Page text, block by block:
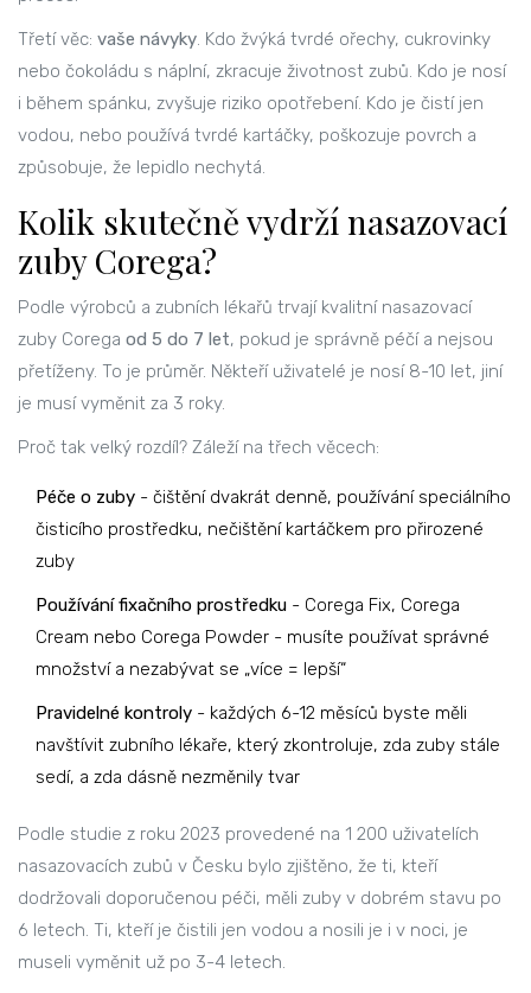
Třetí věc: vaše návyky. Kdo žvýká tvrdé ořechy, cukrovinky
nebo čokoládu s náplní, zkracuje životnost zubů. Kdo je nosí
i během spánku, zvyšuje riziko opotřebení. Kdo je čistí jen
vodou, nebo používá tvrdé kartáčky, poškozuje povrch a
způsobuje, že lepidlo nechytá.
Kolik skutečně vydrží nasazovací
zuby Corega?
Podle výrobců a zubních lékařů trvají kvalitní nasazovací
zuby Corega od 5 do 7 let, pokud je správně péčí a nejsou
přetíženy. To je průměr. Někteří uživatelé je nosí 8-10 let, jiní
je musí vyměnit za 3 roky.
Proč tak velký rozdíl? Záleží na třech věcech:
Péče o zuby - čištění dvakrát denně, používání speciálního
čisticího prostředku, nečištění kartáčkem pro přirozené
zuby
Používání fixačního prostředku - Corega Fix, Corega
Cream nebo Corega Powder - musíte používat správné
množství a nezabývat se „více = lepší“
Pravidelné kontroly - každých 6-12 měsíců byste měli
navštívit zubního lékaře, který zkontroluje, zda zuby stále
sedí, a zda dásně nezměnily tvar
Podle studie z roku 2023 provedené na 1 200 uživatelích
nasazovacích zubů v Česku bylo zjištěno, že ti, kteří
dodržovali doporučenou péči, měli zuby v dobrém stavu po
6 letech. Ti, kteří je čistili jen vodou a nosili je i v noci, je
museli vyměnit už po 3-4 letech.